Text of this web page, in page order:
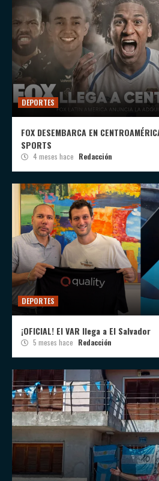
DEPORTES
FOX DESEMBARCA EN
SPORTS
4 meses hace Redacción
DEPORTES
¡OFICIAL! El VAR llega a El Salvador
5 meses hace Redacción